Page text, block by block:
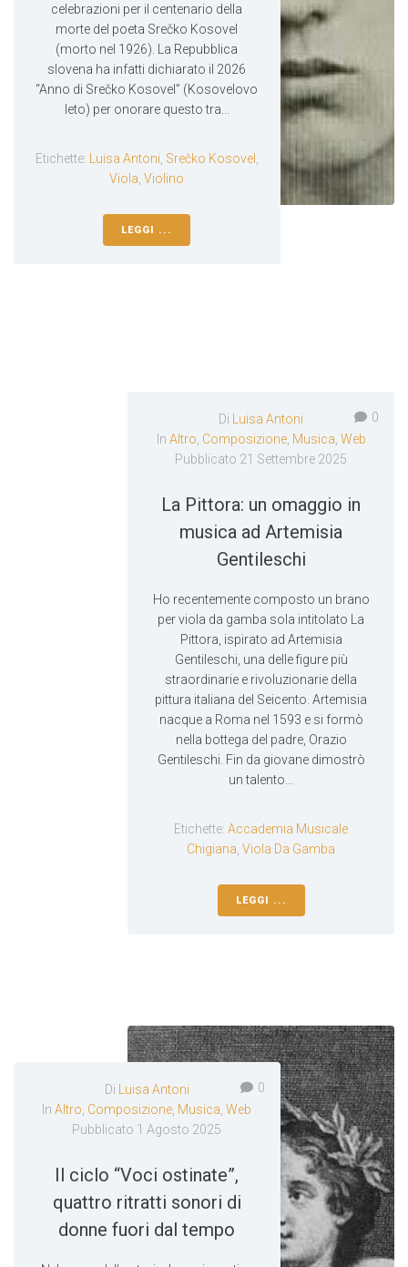
celebrazioni per il centenario della
morte del poeta Srečko Kosovel
(morto nel 1926). La Repubblica
slovena ha infatti dichiarato il 2026
“Anno di Srečko Kosovel” (Kosovelovo
leto) per onorare questo tra...
Etichette: Luisa Antoni Srečko Kosovel
Viola ,Violino
LEGGI ...
0
Di Luisa Antoni
In Altro, Composizione, Musica, Web
Pubblicato 21 Settembre 2025
La Pittora: un omaggio in
musica ad Artemisia
Gentileschi
Ho recentemente composto un brano
per viola da gamba sola intitolato La
Pittora, ispirato ad Artemisia
Gentileschi, una delle figure più
straordinarie e rivoluzionarie della
pittura italiana del Seicento. Artemisia
nacque a Roma nel 1593 e si formò
nella bottega del padre, Orazio
Gentileschi. Fin da giovane dimostrò
un talento...
Etichette:Accademia Musicale
Chigiana,Viola Da Gamba
LEGGI ...
0
Di Luisa Antoni
InAltro, Composizione, Musica,Web
Pubblicato 1 Agosto 2025
Il ciclo “Voci ostinate”,
quattro ritratti sonori di
donne fuori dal tempo